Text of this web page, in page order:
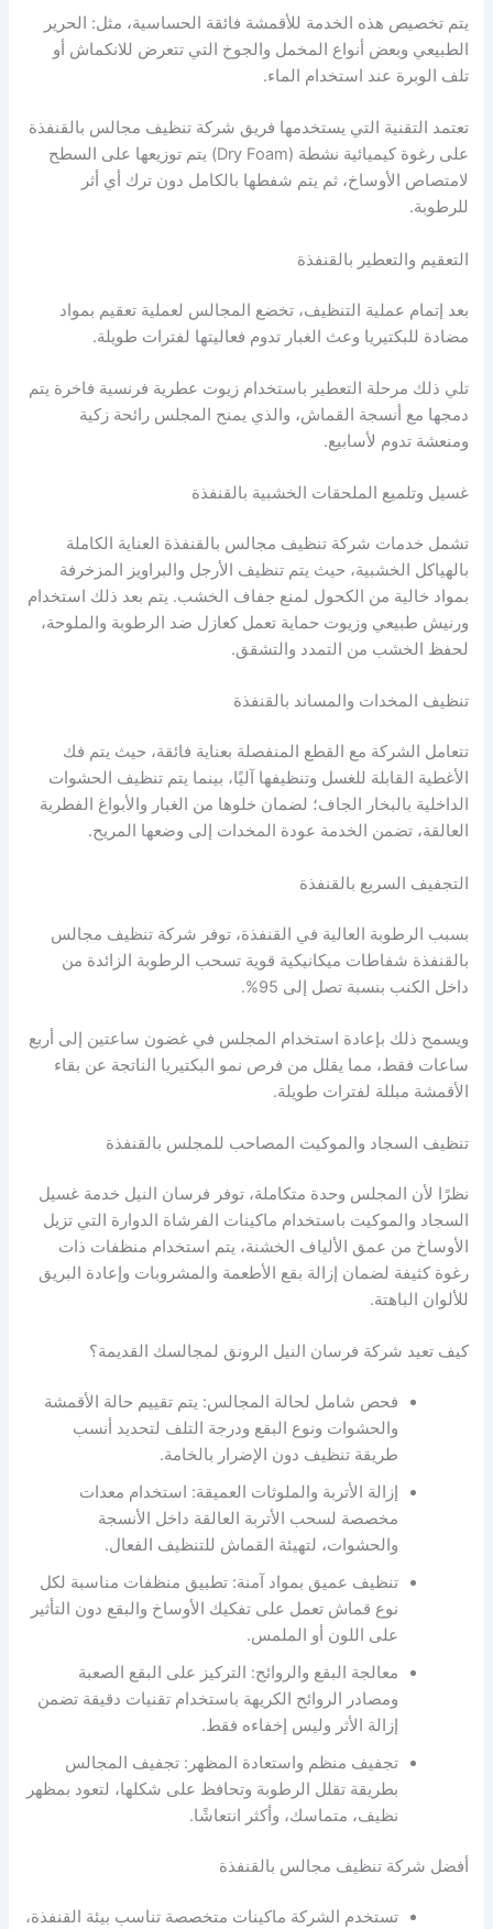
يتم تخصيص هذه الخدمة للأقمشة فائقة الحساسية، مثل: الحرير
الطبيعي وبعض أنواع المخمل والجوخ التي تتعرض للانكماش أو
تلف الوبرة عند استخدام الماء.
تعتمد التقنية التي يستخدمها فريق شركة تنظيف مجالس بالقنفذة
على رغوة كيميائية نشطة (Dry Foam) يتم توزيعها على السطح
لامتصاص الأوساخ، ثم يتم شفطها بالكامل دون ترك أي أثر
للرطوبة.
التعقيم والتعطير بالقنفذة
بعد إتمام عملية التنظيف، تخضع المجالس لعملية تعقيم بمواد
مضادة للبكتيريا وعث الغبار تدوم فعاليتها لفترات طويلة.
تلي ذلك مرحلة التعطير باستخدام زيوت عطرية فرنسية فاخرة يتم
دمجها مع أنسجة القماش، والذي يمنح المجلس رائحة زكية
ومنعشة تدوم لأسابيع.
غسيل وتلميع الملحقات الخشبية بالقنفذة
تشمل خدمات شركة تنظيف مجالس بالقنفذة العناية الكاملة
بالهياكل الخشبية، حيث يتم تنظيف الأرجل والبراويز المزخرفة
بمواد خالية من الكحول لمنع جفاف الخشب. يتم بعد ذلك استخدام
ورنيش طبيعي وزيوت حماية تعمل كعازل ضد الرطوبة والملوحة،
لحفظ الخشب من التمدد والتشقق.
تنظيف المخدات والمساند بالقنفذة
تتعامل الشركة مع القطع المنفصلة بعناية فائقة، حيث يتم فك
الأغطية القابلة للغسل وتنظيفها آليًا، بينما يتم تنظيف الحشوات
الداخلية بالبخار الجاف؛ لضمان خلوها من الغبار والأبواغ الفطرية
العالقة، تضمن الخدمة عودة المخدات إلى وضعها المريح.
التجفيف السريع بالقنفذة
بسبب الرطوبة العالية في القنفذة، توفر شركة تنظيف مجالس
بالقنفذة شفاطات ميكانيكية قوية تسحب الرطوبة الزائدة من
داخل الكنب بنسبة تصل إلى 95%.
ويسمح ذلك بإعادة استخدام المجلس في غضون ساعتين إلى أربع
ساعات فقط، مما يقلل من فرص نمو البكتيريا الناتجة عن بقاء
الأقمشة مبللة لفترات طويلة.
تنظيف السجاد والموكيت المصاحب للمجلس بالقنفذة
نظرًا لأن المجلس وحدة متكاملة، توفر فرسان النيل خدمة غسيل
السجاد والموكيت باستخدام ماكينات الفرشاة الدوارة التي تزيل
الأوساخ من عمق الألياف الخشنة، يتم استخدام منظفات ذات
رغوة كثيفة لضمان إزالة بقع الأطعمة والمشروبات وإعادة البريق
للألوان الباهتة.
كيف تعيد شركة فرسان النيل الرونق لمجالسك القديمة؟
فحص شامل لحالة المجالس: يتم تقييم حالة الأقمشة
والحشوات ونوع البقع ودرجة التلف لتحديد أنسب
طريقة تنظيف دون الإضرار بالخامة.
إزالة الأتربة والملوثات العميقة: استخدام معدات
مخصصة لسحب الأتربة العالقة داخل الأنسجة
والحشوات، لتهيئة القماش للتنظيف الفعال.
تنظيف عميق بمواد آمنة: تطبيق منظفات مناسبة لكل
نوع قماش تعمل على تفكيك الأوساخ والبقع دون التأثير
على اللون أو الملمس.
معالجة البقع والروائح: التركيز على البقع الصعبة
ومصادر الروائح الكريهة باستخدام تقنيات دقيقة تضمن
إزالة الأثر وليس إخفاءه فقط.
تجفيف منظم واستعادة المظهر: تجفيف المجالس
بطريقة تقلل الرطوبة وتحافظ على شكلها، لتعود بمظهر
نظيف، متماسك، وأكثر انتعاشًا.
أفضل شركة تنظيف مجالس بالقنفذة
تستخدم الشركة ماكينات متخصصة تناسب بيئة القنفذة،